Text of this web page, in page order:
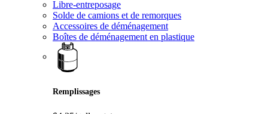
Libre-entreposage
Solde de camions et de remorques
Accessoires de déménagement
Boîtes de déménagement en plastique
Remplissages